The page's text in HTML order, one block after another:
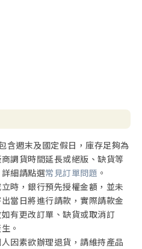
含週末及國定假日，庫存足夠為
調貨時間延長或絕版、缺貨等
細請點選常見訂單問題 。
時，銀行預先授權金額，並未
當日將進行請款，實際請款金
有更改訂單、缺貨或取消訂
。
因素欲辦理退貨，請維持產品